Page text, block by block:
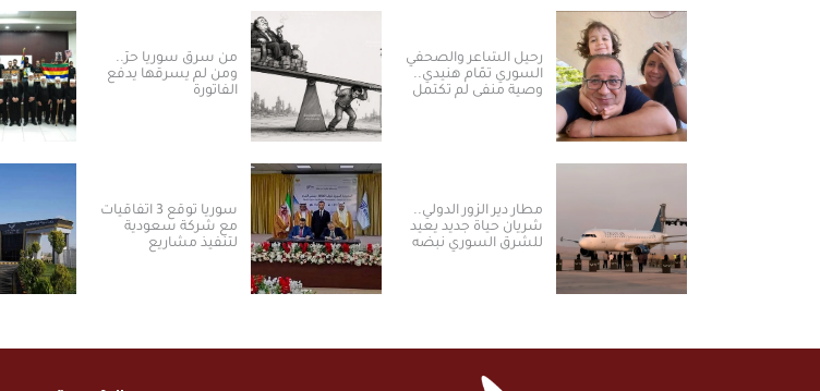
رحيل الشاعر والصحفي
السوري تمّام هنيدي..
وصية منفى لم تكتمل
من سرق سوريا حرّ..
ومن لم يسرقها يدفع
الفاتورة
مطار دير الزور الدولي..
شريان حياة جديد يعيد
للشرق السوري نبضه
سوريا توقع 3 اتفاقيات
مع شركة سعودية
لتنفيذ مشاريع